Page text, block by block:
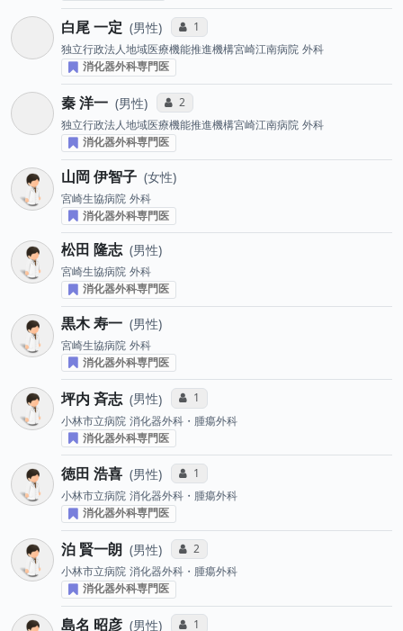
白尾 一定 男性 コミュニケーション・タイプ投票数
1
独立行政法人地域医療機能推進機構宮崎江南病院 外科
消化器外科専門医
秦 洋一 男性 コミュニケーション・タイプ投票数
2
独立行政法人地域医療機能推進機構宮崎江南病院 外科
消化器外科専門医
山岡 伊智子 女性
宮崎生協病院 外科
消化器外科専門医
松田 隆志 男性
宮崎生協病院 外科
消化器外科専門医
黒木 寿一 男性
宮崎生協病院 外科
消化器外科専門医
坪内 斉志 男性 コミュニケーション・タイプ投票数
1
小林市立病院 消化器外科・腫瘍外科
消化器外科専門医
徳田 浩喜 男性 コミュニケーション・タイプ投票数
1
小林市立病院 消化器外科・腫瘍外科
消化器外科専門医
泊 賢一朗 男性 コミュニケーション・タイプ投票数
2
小林市立病院 消化器外科・腫瘍外科
消化器外科専門医
島名 昭彦 男性 コミュニケーション・タイプ投票数
1